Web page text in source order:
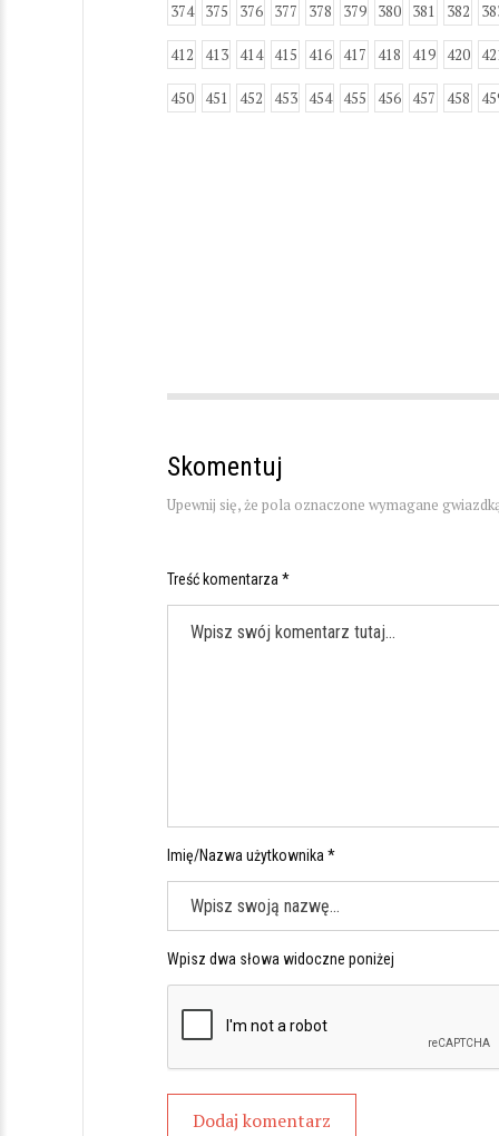
374 375 376 377 378 379 380 381 382
412 413 414 415 416 417 418 419 420
450 451 452 453 454 455 456 457 458
Skomentuj
Upewnij się, że pola oznaczone wymagane
Treść komentarza *
Imię/Nazwa użytkownika *
Wpisz dwa słowa widoczne poniżej